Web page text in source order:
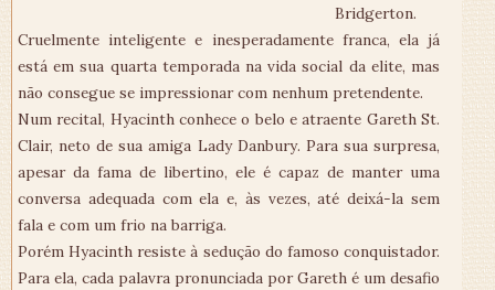
Bridgerton.
Cruelmente inteligente e inesperadamente franca, ela já
está em sua quarta temporada na vida social da elite, mas
não consegue se impressionar com nenhum pretendente.
Num recital, Hyacinth conhece o belo e atraente Gareth St.
Clair, neto de sua amiga Lady Danbury. Para sua surpresa,
apesar da fama de libertino, ele é capaz de manter uma
conversa adequada com ela e, às vezes, até deixá-la sem
fala e com um frio na barriga.
Porém Hyacinth resiste à sedução do famoso conquistador.
Para ela, cada palavra ­pronunciada por Gareth é um desafio